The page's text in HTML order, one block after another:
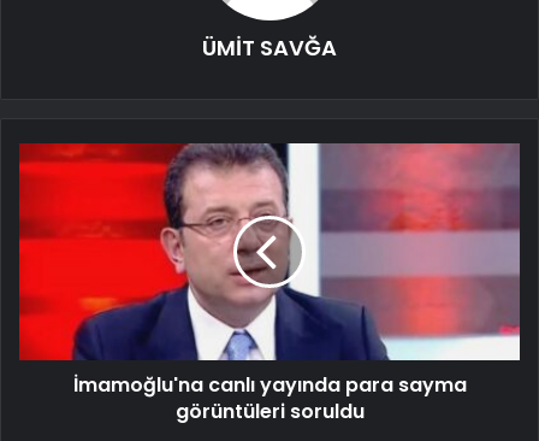
ÜMİT SAVĞA
İmamoğlu'na canlı yayında para sayma
görüntüleri soruldu